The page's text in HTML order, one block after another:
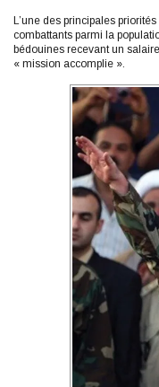
L’une des principales
combattants parmi la
bédouines recevant un
« mission accomplie ».